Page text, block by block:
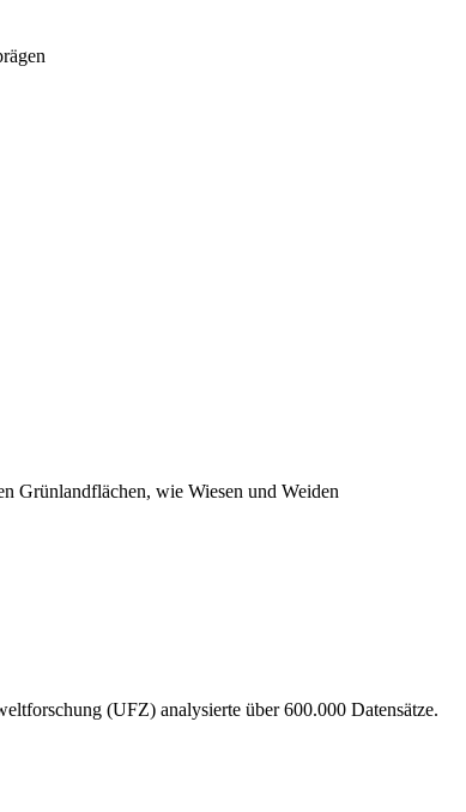
Grünlandflächen, wie Wiesen und Weiden
(UFZ) analysierte über 600.000 Datensätze.